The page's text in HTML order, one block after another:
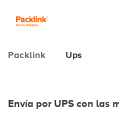
Packlink Ups
Envía por UPS con las